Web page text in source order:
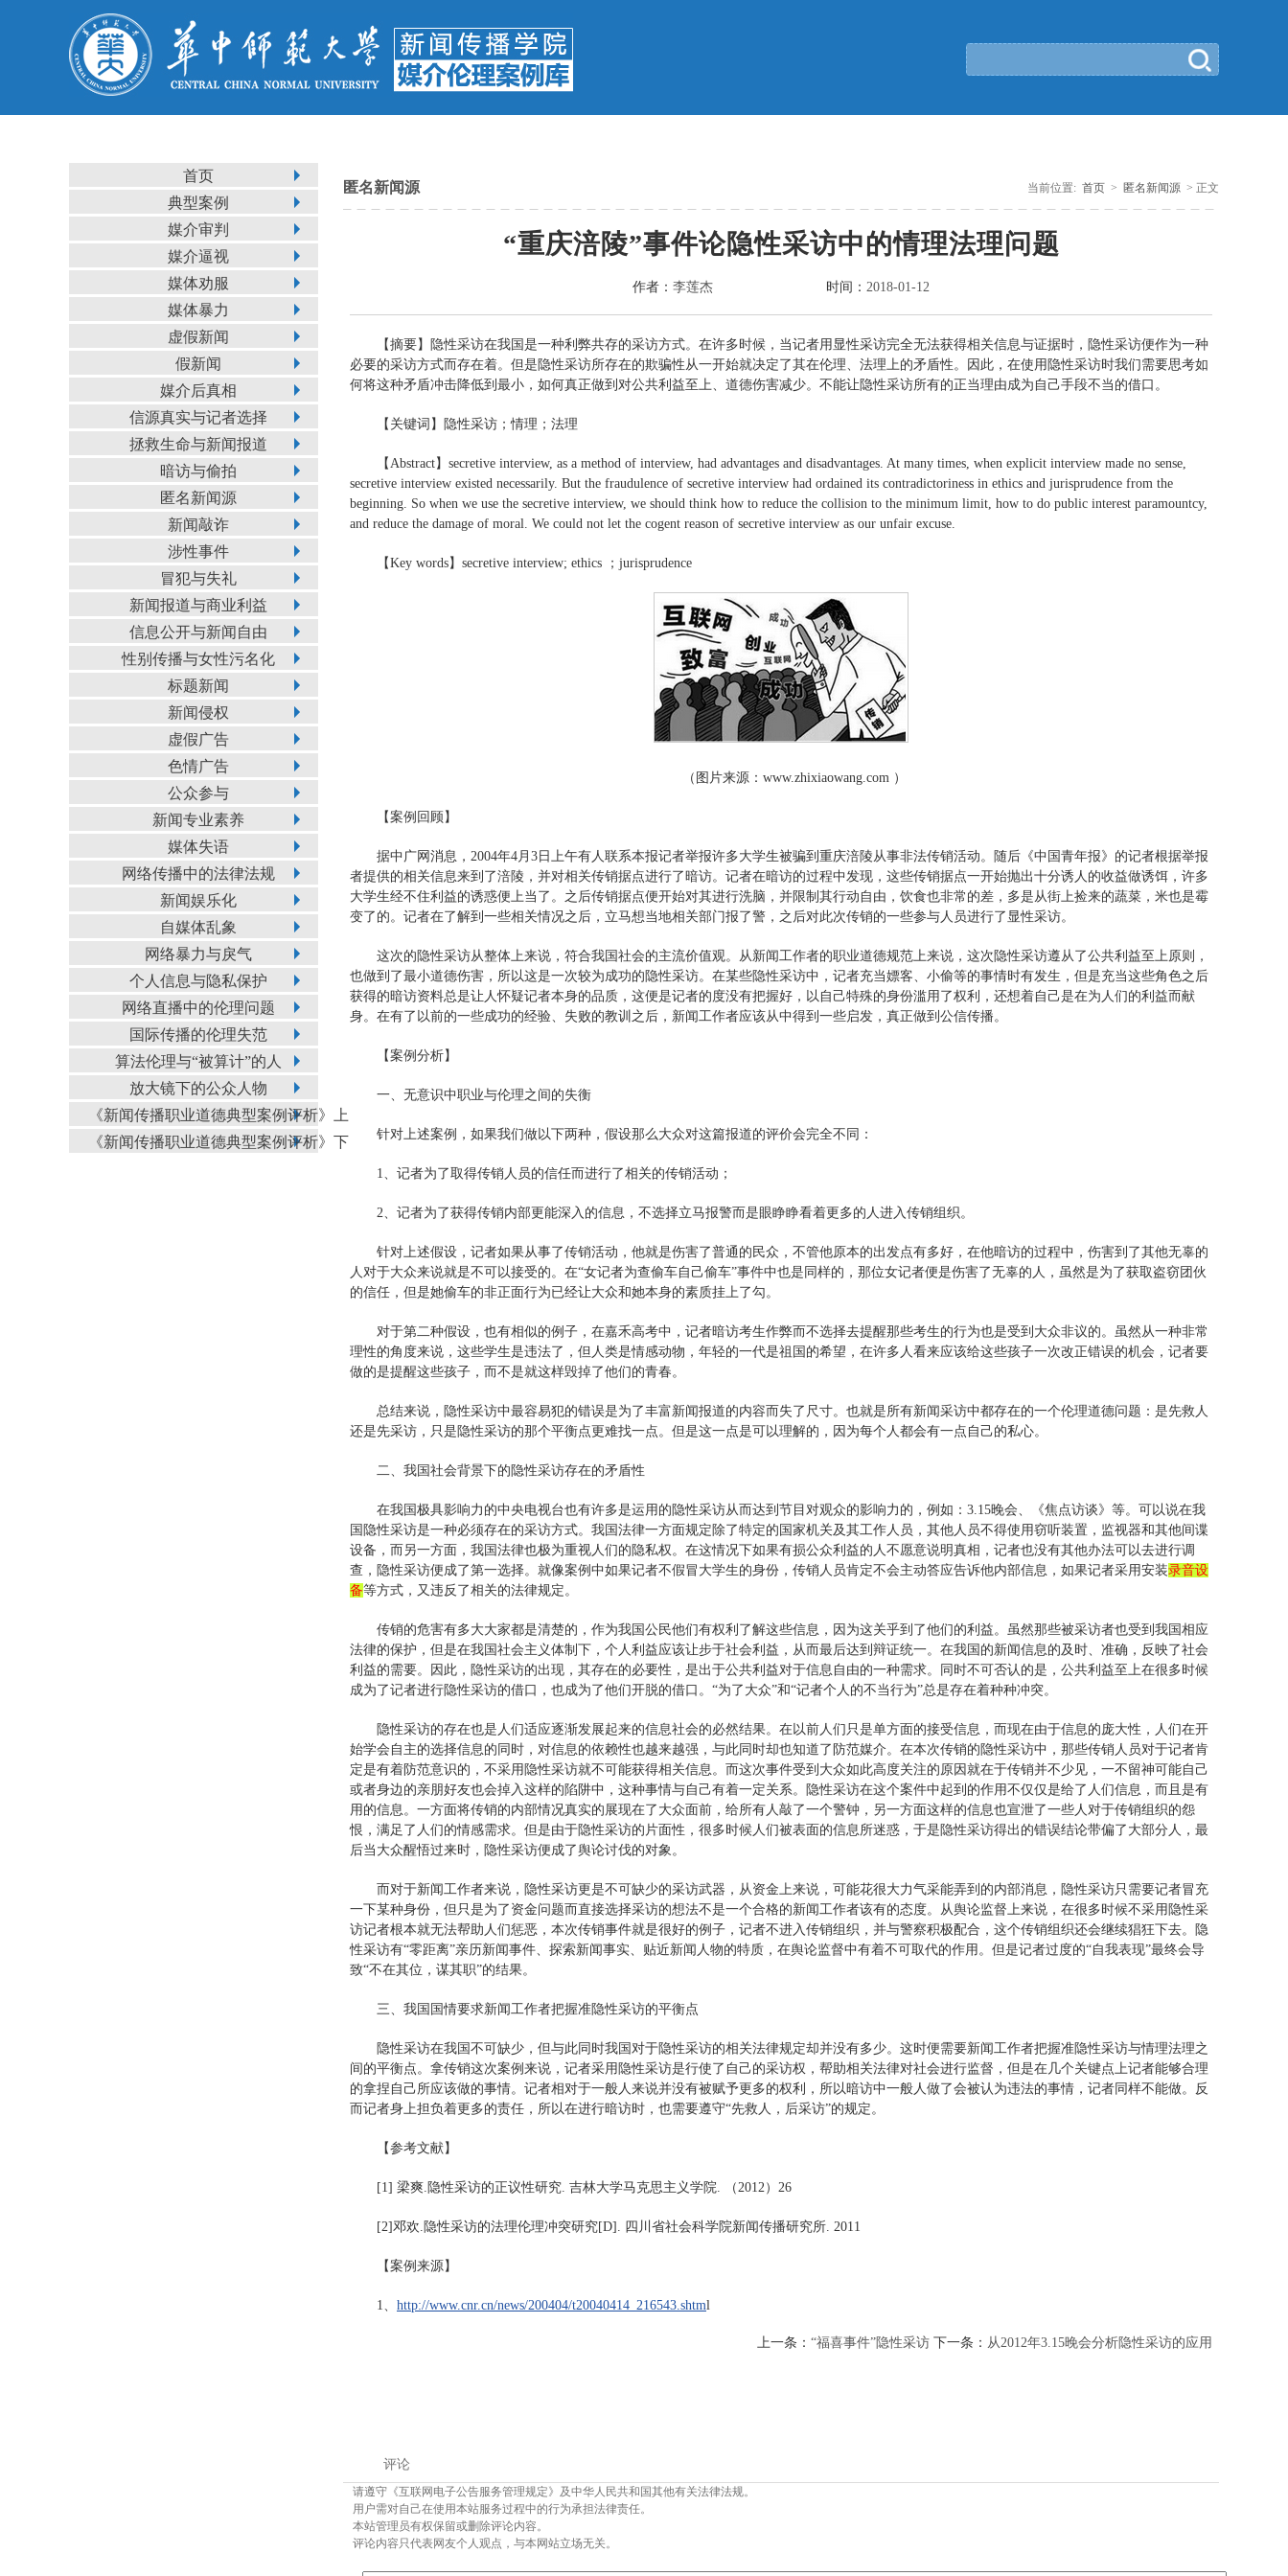
首页
典型案例
媒介审判
媒介逼视
媒体劝服
媒体暴力
虚假新闻
假新闻
媒介后真相
信源真实与记者选择
拯救生命与新闻报道
暗访与偷拍
匿名新闻源
新闻敲诈
涉性事件
冒犯与失礼
新闻报道与商业利益
信息公开与新闻自由
性别传播与女性污名化
标题新闻
新闻侵权
虚假广告
色情广告
公众参与
新闻专业素养
媒体失语
网络传播中的法律法规
新闻娱乐化
自媒体乱象
网络暴力与戾气
个人信息与隐私保护
网络直播中的伦理问题
国际传播的伦理失范
算法伦理与“被算计”的人
放大镜下的公众人物
《新闻传播职业道德典型案例评析》上
《新闻传播职业道德典型案例评析》下
匿名新闻源 当前位置: 首页 > 匿名新闻源 > 正文
“重庆涪陵”事件论隐性采访中的情理法理问题
作者： 李莲杰 时间： 2018-01-12
【摘要】隐性采访在我国是一种利弊共存的采访方式。在许多时候，当记者用显性采访完全无法获得相关信息与证据时，隐性采访便作为一种
必要的采访方式而存在着。但是隐性采访所存在的欺骗性从一开始就决定了其在伦理、法理上的矛盾性。因此，在使用隐性采访时我们需要思考如
何将这种矛盾冲击降低到最小，如何真正做到对公共利益至上、道德伤害减少。不能让隐性采访所有的正当理由成为自己手段不当的借口。
【关键词】隐性采访；情理；法理
【Abstract】secretive interview, as a method of interview, had advantages and disadvantages. At many times, when explicit interview made no sense,
secretive interview existed necessarily. But the fraudulence of secretive interview had ordained its contradictoriness in ethics and jurisprudence from the
beginning. So when we use the secretive interview, we should think how to reduce the collision to the minimum limit, how to do public interest paramountcy,
and reduce the damage of moral. We could not let the cogent reason of secretive interview as our unfair excuse.
【Key words】secretive interview; ethics ；jurisprudence
（图片来源：www.zhixiaowang.com ）
【案例回顾】
据中广网消息，2004年4月3日上午有人联系本报记者举报许多大学生被骗到重庆涪陵从事非法传销活动。随后《中国青年报》的记者根据举报
者提供的相关信息来到了涪陵，并对相关传销据点进行了暗访。记者在暗访的过程中发现，这些传销据点一开始抛出十分诱人的收益做诱饵，许多
大学生经不住利益的诱惑便上当了。之后传销据点便开始对其进行洗脑，并限制其行动自由，饮食也非常的差，多是从街上捡来的蔬菜，米也是霉
变了的。记者在了解到一些相关情况之后，立马想当地相关部门报了警，之后对此次传销的一些参与人员进行了显性采访。
这次的隐性采访从整体上来说，符合我国社会的主流价值观。从新闻工作者的职业道德规范上来说，这次隐性采访遵从了公共利益至上原则，
也做到了最小道德伤害，所以这是一次较为成功的隐性采访。在某些隐性采访中，记者充当嫖客、小偷等的事情时有发生，但是充当这些角色之后
获得的暗访资料总是让人怀疑记者本身的品质，这便是记者的度没有把握好，以自己特殊的身份滥用了权利，还想着自己是在为人们的利益而献
身。在有了以前的一些成功的经验、失败的教训之后，新闻工作者应该从中得到一些启发，真正做到公信传播。
【案例分析】
一、无意识中职业与伦理之间的失衡
针对上述案例，如果我们做以下两种，假设那么大众对这篇报道的评价会完全不同：
1、记者为了取得传销人员的信任而进行了相关的传销活动；
2、记者为了获得传销内部更能深入的信息，不选择立马报警而是眼睁睁看着更多的人进入传销组织。
针对上述假设，记者如果从事了传销活动，他就是伤害了普通的民众，不管他原本的出发点有多好，在他暗访的过程中，伤害到了其他无辜的
人对于大众来说就是不可以接受的。在“女记者为查偷车自己偷车”事件中也是同样的，那位女记者便是伤害了无辜的人，虽然是为了获取盗窃团伙
的信任，但是她偷车的非正面行为已经让大众和她本身的素质挂上了勾。
对于第二种假设，也有相似的例子，在嘉禾高考中，记者暗访考生作弊而不选择去提醒那些考生的行为也是受到大众非议的。虽然从一种非常
理性的角度来说，这些学生是违法了，但人类是情感动物，年轻的一代是祖国的希望，在许多人看来应该给这些孩子一次改正错误的机会，记者要
做的是提醒这些孩子，而不是就这样毁掉了他们的青春。
总结来说，隐性采访中最容易犯的错误是为了丰富新闻报道的内容而失了尺寸。也就是所有新闻采访中都存在的一个伦理道德问题：是先救人
还是先采访，只是隐性采访的那个平衡点更难找一点。但是这一点是可以理解的，因为每个人都会有一点自己的私心。
二、我国社会背景下的隐性采访存在的矛盾性
在我国极具影响力的中央电视台也有许多是运用的隐性采访从而达到节目对观众的影响力的，例如：3.15晚会、《焦点访谈》等。可以说在我
国隐性采访是一种必须存在的采访方式。我国法律一方面规定除了特定的国家机关及其工作人员，其他人员不得使用窃听装置，监视器和其他间谍
设备，而另一方面，我国法律也极为重视人们的隐私权。在这情况下如果有损公众利益的人不愿意说明真相，记者也没有其他办法可以去进行调
查，隐性采访便成了第一选择。就像案例中如果记者不假冒大学生的身份，传销人员肯定不会主动答应告诉他内部信息，如果记者采用安装录音设
备等方式，又违反了相关的法律规定。
传销的危害有多大大家都是清楚的，作为我国公民他们有权利了解这些信息，因为这关乎到了他们的利益。虽然那些被采访者也受到我国相应
法律的保护，但是在我国社会主义体制下，个人利益应该让步于社会利益，从而最后达到辩证统一。在我国的新闻信息的及时、准确，反映了社会
利益的需要。因此，隐性采访的出现，其存在的必要性，是出于公共利益对于信息自由的一种需求。同时不可否认的是，公共利益至上在很多时候
成为了记者进行隐性采访的借口，也成为了他们开脱的借口。“为了大众”和“记者个人的不当行为”总是存在着种种冲突。
隐性采访的存在也是人们适应逐渐发展起来的信息社会的必然结果。在以前人们只是单方面的接受信息，而现在由于信息的庞大性，人们在开
始学会自主的选择信息的同时，对信息的依赖性也越来越强，与此同时却也知道了防范媒介。在本次传销的隐性采访中，那些传销人员对于记者肯
定是有着防范意识的，不采用隐性采访就不可能获得相关信息。而这次事件受到大众如此高度关注的原因就在于传销并不少见，一不留神可能自己
或者身边的亲朋好友也会掉入这样的陷阱中，这种事情与自己有着一定关系。隐性采访在这个案件中起到的作用不仅仅是给了人们信息，而且是有
用的信息。一方面将传销的内部情况真实的展现在了大众面前，给所有人敲了一个警钟，另一方面这样的信息也宣泄了一些人对于传销组织的怨
恨，满足了人们的情感需求。但是由于隐性采访的片面性，很多时候人们被表面的信息所迷惑，于是隐性采访得出的错误结论带偏了大部分人，最
后当大众醒悟过来时，隐性采访便成了舆论讨伐的对象。
而对于新闻工作者来说，隐性采访更是不可缺少的采访武器，从资金上来说，可能花很大力气采能弄到的内部消息，隐性采访只需要记者冒充
一下某种身份，但只是为了资金问题而直接选择采访的想法不是一个合格的新闻工作者该有的态度。从舆论监督上来说，在很多时候不采用隐性采
访记者根本就无法帮助人们惩恶，本次传销事件就是很好的例子，记者不进入传销组织，并与警察积极配合，这个传销组织还会继续猖狂下去。隐
性采访有“零距离”亲历新闻事件、探索新闻事实、贴近新闻人物的特质，在舆论监督中有着不可取代的作用。但是记者过度的“自我表现”最终会导
致“不在其位，谋其职”的结果。
三、我国国情要求新闻工作者把握准隐性采访的平衡点
隐性采访在我国不可缺少，但与此同时我国对于隐性采访的相关法律规定却并没有多少。这时便需要新闻工作者把握准隐性采访与情理法理之
间的平衡点。拿传销这次案例来说，记者采用隐性采访是行使了自己的采访权，帮助相关法律对社会进行监督，但是在几个关键点上记者能够合理
的拿捏自己所应该做的事情。记者相对于一般人来说并没有被赋予更多的权利，所以暗访中一般人做了会被认为违法的事情，记者同样不能做。反
而记者身上担负着更多的责任，所以在进行暗访时，也需要遵守“先救人，后采访”的规定。
【参考文献】
[1] 梁爽.隐性采访的正议性研究. 吉林大学马克思主义学院. （2012）26
[2]邓欢.隐性采访的法理伦理冲突研究[D]. 四川省社会科学院新闻传播研究所. 2011
【案例来源】
1、 http://www.cnr.cn/news/200404/t20040414_216543.shtml
上一条： “福喜事件”隐性采访 下一条： 从2012年3.15晚会分析隐性采访的应用
评论
请遵守《互联网电子公告服务管理规定》及中华人民共和国其他有关法律法规。
用户需对自己在使用本站服务过程中的行为承担法律责任。
本站管理员有权保留或删除评论内容。
评论内容只代表网友个人观点，与本网站立场无关。